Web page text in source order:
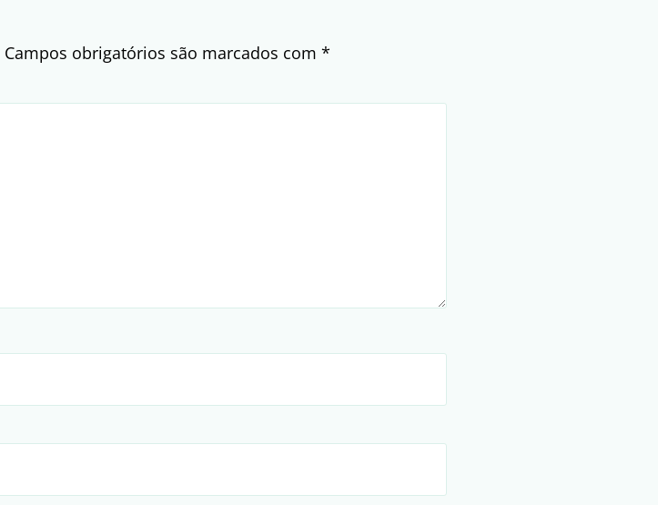
Campos obrigatórios são marcados com *